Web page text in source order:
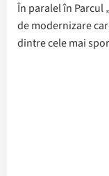
În paralel în Parcul
de modernizare
dintre cele mai